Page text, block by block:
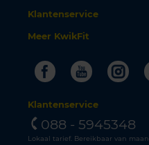
Klantenservice
Meer KwikFit
FacebookYoutube
Klantenservice
088 - 5945348
Lokaal tarief. Bereikbaar van